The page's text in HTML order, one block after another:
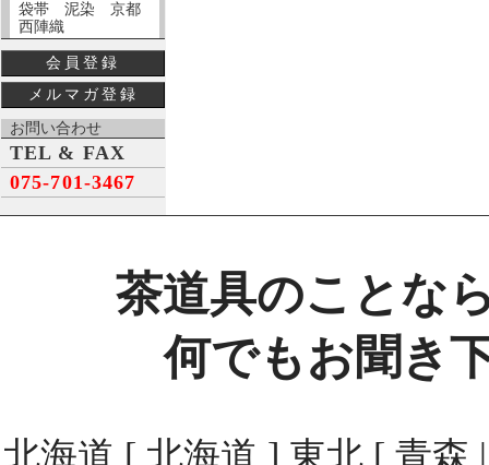
袋帯 泥染 京都
西陣織
会員登録
メルマガ登録
お問い合わせ
TEL & FAX
075-701-3467
茶道具のことな
何でもお聞き
北海道 [ 北海道 ] 東北 [ 青森